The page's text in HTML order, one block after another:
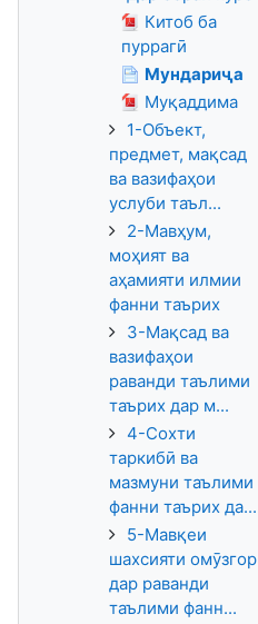
Китоб ба
пуррагӣ
Мундариҷа
Муқаддима
1-Объект,
предмет, мақсад
ва вазифаҳои
услуби таъл...
2-Мавҳум,
моҳият ва
аҳамияти илмии
фанни таърих
3-Мақсад ва
вазифаҳои
раванди таълими
таърих дар м...
4-Сохти
таркибӣ ва
мазмуни таълими
фанни таърих да...
5-Мавқеи
шахсияти омӯзгор
дар раванди
таълими фанн...